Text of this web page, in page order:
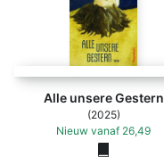
Alle unsere Gestern
(2025)
Nieuw vanaf 26,49